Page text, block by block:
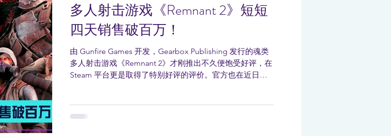
多人射击游戏《Remnant 2》短短
四天销售破百万！
由 Gunfire Games 开发，Gearbox Publishing 发行的魂类
多人射击游戏《Remnant 2》才刚推出不久便饱受好评，在
Steam 平台更是取得了特别好评的评价。官方也在近日公